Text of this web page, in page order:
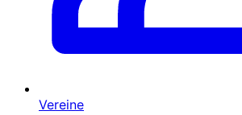
Vereine